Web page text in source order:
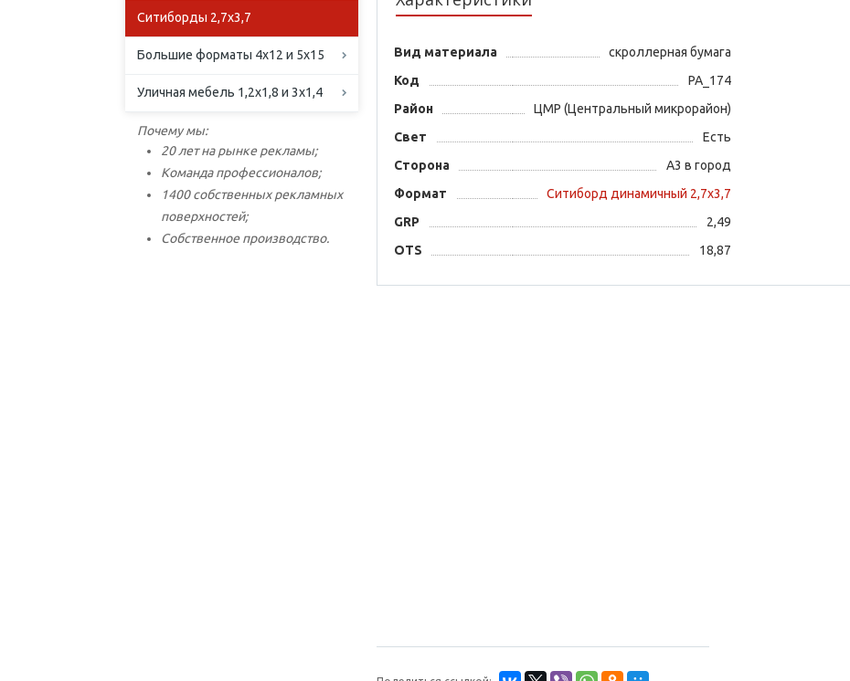
Ситиборды 2,7х3,7
Большие форматы 4х12 и 5х15
Уличная мебель 1,2х1,8 и 3х1,4
Почему мы:
20 лет на рынке рекламы;
Команда профессионалов;
1400 собственных рекламных
поверхностей;
Собственное производство.
Вид материала
скроллерная бумага
Код
PA_174
Район
ЦМР (Центральный микрорайон)
Свет
Есть
Сторона
А3 в город
Формат
Ситиборд динамичный 2,7х3,7
GRP
2,49
OTS
18,87